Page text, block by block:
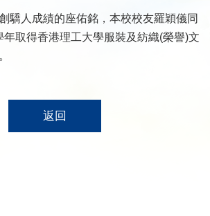
驕人成績的座佑銘，本校校友羅穎儀同
取得香港理工大學服裝及紡織(榮譽)文
返回